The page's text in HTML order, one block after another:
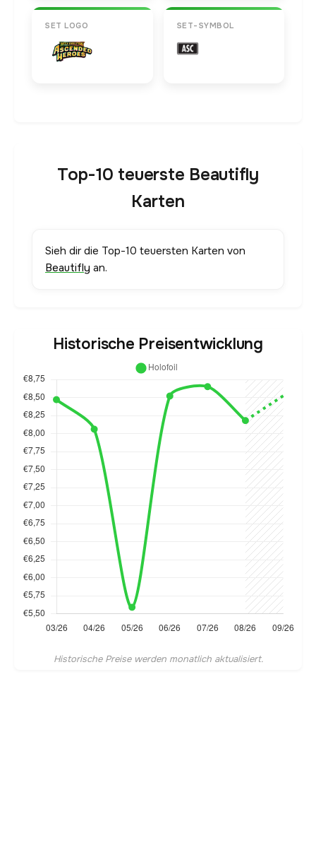
SET LOGO SET-SYMBOL
Top-10 teuerste Beautifly
Karten
Sieh dir die Top-10 teuersten Karten von
Beautifly an.
Historische Preisentwicklung
Historische Preise werden monatlich aktualisiert.